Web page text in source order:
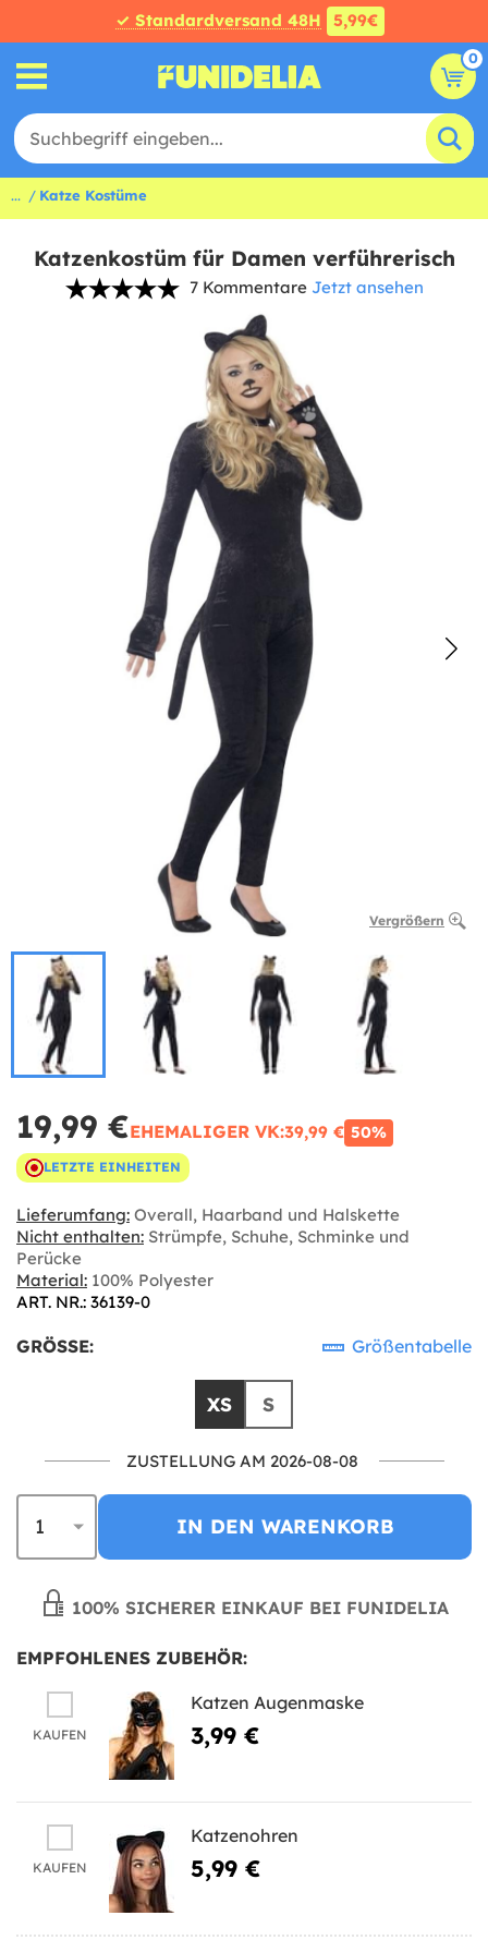
✓ Standardversand 48H 5,99€
0
... Katze Kostüme
Katzenkostüm für Damen verführerisch
7 Kommentare Jetzt ansehen
Vergrößern
19,99 €EHEMALIGER VK:39,99 € 50%
LETZTE EINHEITEN
Lieferumfang: Overall, Haarband und Halskette
Nicht enthalten: Strümpfe, Schuhe, Schminke und
Perücke
Material: 100% Polyester
ART. NR.: 36139-0
GRÖSSE: Größentabelle
XS S
ZUSTELLUNG AM 2026-08-08
IN DEN WARENKORB
100% SICHERER EINKAUF BEI FUNIDELIA
EMPFOHLENES ZUBEHÖR:
KAUFEN
Katzen Augenmaske
3,99 €
KAUFEN
Katzenohren
5,99 €